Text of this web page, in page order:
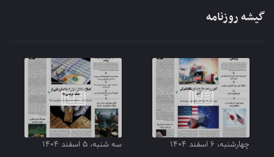
گیشه روزنامه
چهارشنبه، ۶ اسفند ۱۴۰۴ سه شنبه، ۵ اسفند ۱۴۰۴